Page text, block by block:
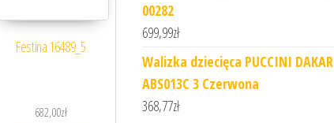
Festina 16489_5
682,00zł
00282
699,99zł
Walizka dziecięca PUCCINI DAKAR
ABS013C 3 Czerwona
368,77zł